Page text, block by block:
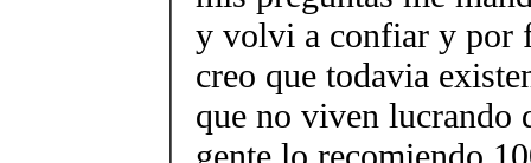
y volvi a confiar y por
creo que todavia
que no viven lucrando
gente lo recomiendo